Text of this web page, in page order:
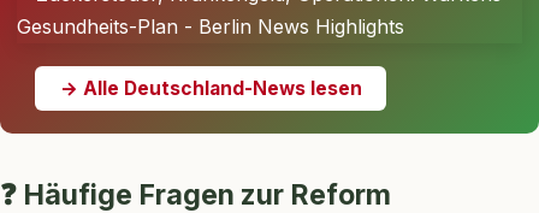
→ Alle Deutschland-News lesen
❓ Häufige Fragen zur Reform